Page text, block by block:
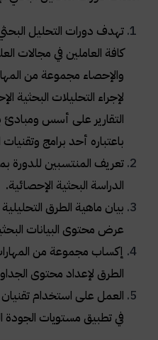
تهدف دورات التحليل
كافة العاملين في مجالات
والإحصاء مجموعة من
لإجراء التحليلات
التقارير على أسس
باعتباره أحد برامج
تعريف المنتسبين للدورة
الدراسة البحثية الإحصائية.
بيان ماهية الطرق
عرض محتوى البيانات
إكساب مجموعة من
الطرق لإعداد محتوى
العمل على استخدام تقنيان
في تطبيق مستويات الجودة